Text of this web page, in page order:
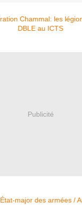
Publicité
État-major des armées /